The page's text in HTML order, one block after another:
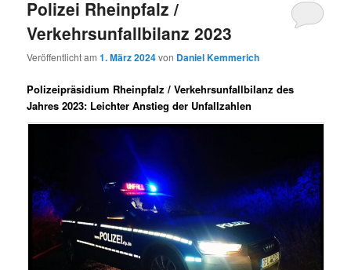
Polizei Rheinpfalz /
Verkehrsunfallbilanz 2023
Veröffentlicht am1. März 2024von Daniel Kemmerich
Polizeipräsidium Rheinpfalz / Verkehrsunfallbilanz des
Jahres 2023: Leichter Anstieg der Unfallzahlen